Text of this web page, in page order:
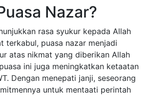
Nazar?
rasa syukur kepada Allah
terkabul, puasa nazar menjadi
atas nikmat yang diberikan Allah
ini juga meningkatkan ketaatan
Dengan menepati janji, seseorang
untuk mentaati perintah